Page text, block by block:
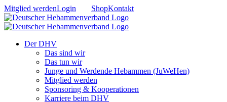
Zum
Inhalt
springen
Mitglied werdenLogin ShopKontakt
Der DHV
Das sind wir
Das tun wir
Junge und Werdende Hebammen (JuWeHen)
Mitglied werden
Sponsoring & Kooperationen
Karriere beim DHV